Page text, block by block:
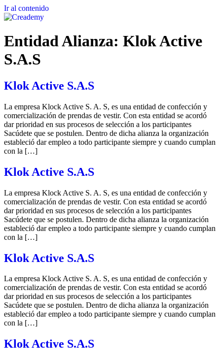
Ir al contenido
Entidad Alianza: Klok Active
S.A.S
Klok Active S.A.S
La empresa Klock Active S. A. S, es una entidad de confección y
comercialización de prendas de vestir. Con esta entidad se acordó
dar prioridad en sus procesos de selección a los participantes
Sacúdete que se postulen. Dentro de dicha alianza la organización
estableció dar empleo a todo participante siempre y cuando cumplan
con la […]
Klok Active S.A.S
La empresa Klock Active S. A. S, es una entidad de confección y
comercialización de prendas de vestir. Con esta entidad se acordó
dar prioridad en sus procesos de selección a los participantes
Sacúdete que se postulen. Dentro de dicha alianza la organización
estableció dar empleo a todo participante siempre y cuando cumplan
con la […]
Klok Active S.A.S
La empresa Klock Active S. A. S, es una entidad de confección y
comercialización de prendas de vestir. Con esta entidad se acordó
dar prioridad en sus procesos de selección a los participantes
Sacúdete que se postulen. Dentro de dicha alianza la organización
estableció dar empleo a todo participante siempre y cuando cumplan
con la […]
Klok Active S.A.S